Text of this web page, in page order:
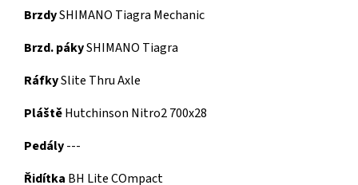
BrzdySHIMANO Tiagra Mechanic
Brzd. pákySHIMANO Tiagra
RáfkySlite Thru Axle
PláštěHutchinson Nitro2 700x28
Pedály---
Řidítka BH Lite COmpact